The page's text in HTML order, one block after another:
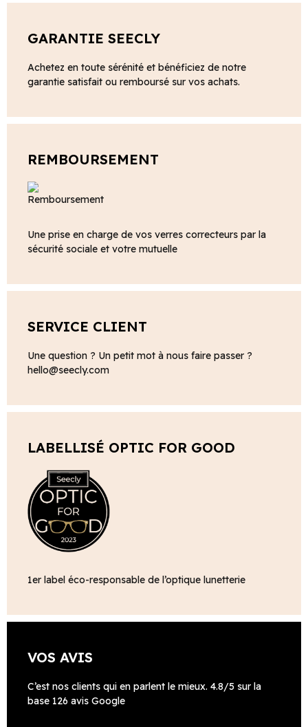
GARANTIE SEECLY
Achetez en toute sérénité et bénéficiez de notre
garantie satisfait ou remboursé sur vos achats.
REMBOURSEMENT
Une prise en charge de vos verres correcteurs par la
sécurité sociale et votre mutuelle
SERVICE CLIENT
Une question ? Un petit mot à nous faire passer ?
hello@seecly.com
LABELLISÉ OPTIC FOR GOOD
1er label éco-responsable de l’optique lunetterie
VOS AVIS
C’est nos clients qui en parlent le mieux. 4.8/5 sur la
base 126 avis Google